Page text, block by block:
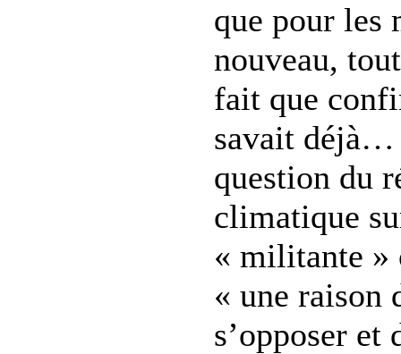
que pour les
nouveau,
fait que
savait déjà…
question du
climatique
« militante »
« une raison
s’opposer et